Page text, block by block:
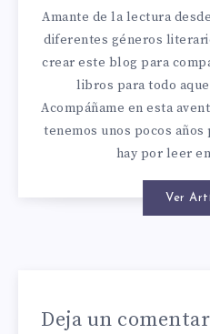
Amante de la lectura
diferentes géneros
crear este blog para
libros para todo
Acompáñame en esta
tenemos unos pocos
hay por leer
Ver
Deja un